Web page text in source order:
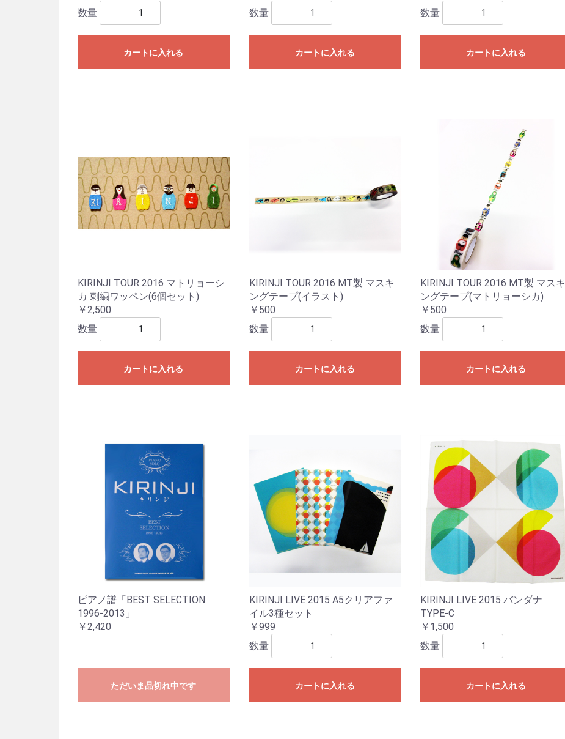
数量
カートに入れる
数量
カートに入れる
数量
カートに入れる
KIRINJI TOUR 2016 マトリョーシ
カ 刺繍ワッペン(6個セット)
￥2,500
数量
カートに入れる
KIRINJI TOUR 2016 MT製 マスキ
ングテープ(イラスト)
￥500
数量
カートに入れる
KIRINJI TOUR 2016 MT製 マスキ
ングテープ(マトリョーシカ)
￥500
数量
カートに入れる
ピアノ譜「BEST SELECTION
1996-2013」
￥2,420
ただいま品切れ中です
KIRINJI LIVE 2015 A5クリアファ
イル3種セット
￥999
数量
カートに入れる
KIRINJI LIVE 2015 バンダナ
TYPE-C
￥1,500
数量
カートに入れる